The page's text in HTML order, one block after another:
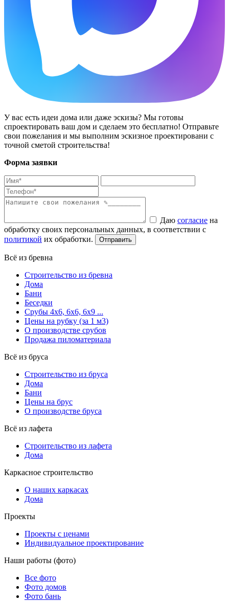
У вас есть идеи дома или даже эскизы? Мы готовы
спроектировать ваш дом и сделаем это бесплатно! Отправьте
свои пожелания и мы выполним эскизное проектировани с
точной сметой строительства!
Форма заявки
Даю согласие на
обработку своих персональных данных, в соответствии с
политикой их обработки.
Всё из бревна
Строительство из бревна
Дома
Бани
Беседки
Срубы 4х6, 6х6, 6х9 ...
Цены на рубку (за 1 м3)
О производстве срубов
Продажа пиломатериала
Всё из бруса
Строительство из бруса
Дома
Бани
Цены на брус
О производстве бруса
Всё из лафета
Строительство из лафета
Дома
Каркасное строительство
О наших каркасах
Дома
Проекты
Проекты с ценами
Индивидуальное проектирование
Наши работы (фото)
Все фото
Фото домов
Фото бань